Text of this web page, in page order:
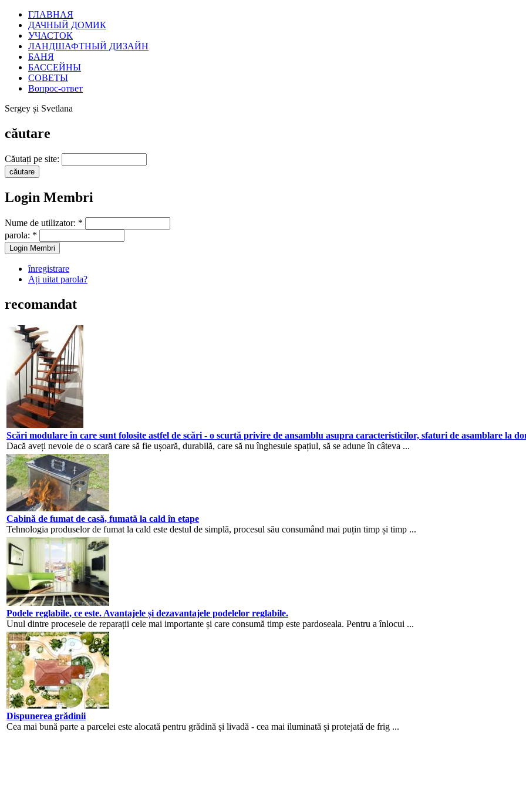
ГЛАВНАЯ
ДАЧНЫЙ ДОМИК
УЧАСТОК
ЛАНДШАФТНЫЙ ДИЗАЙН
БАНЯ
БАССЕЙНЫ
СОВЕТЫ
Вопрос-ответ
Sergey și Svetlana
căutare
Căutați pe site:
Login Membri
Nume de utilizator: *
parola: *
înregistrare
Ați uitat parola?
recomandat
Scări modulare în care sunt folosite astfel de scări - o scurtă privire de ansamblu asupra caracteristicilor, sfaturi de asamblare la
Dacă aveți nevoie de o scară care să fie ușoară, durabilă, care să nu înghesuie spațiul, să se adune în câteva ...
Cabină de fumat de casă, fumată la cald în etape
Tehnologia produselor de fumat la cald este destul de simplă, procesul său consumând mai puțin timp și timp ...
Podele reglabile, ce este. Avantajele și dezavantajele podelelor reglabile.
Unul dintre procesele de reparații cele mai importante și care consumă timp este pardoseala. Pentru a înlocui ...
Dispunerea grădinii
Cea mai bună parte a parcelei este alocată pentru grădină și livadă - cea mai iluminată și protejată de frig ...